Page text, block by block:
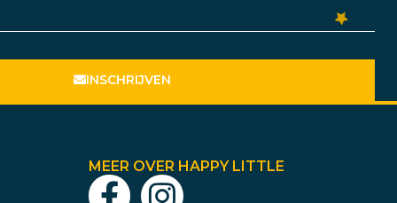
INSCHRIJVEN
MEER OVER HAPPY LITTLE